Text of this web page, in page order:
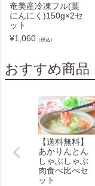
奄美産冷凍フル(葉
にんにく)150g×2セ
ット
¥1,060 （税込）
おすすめ商品
【送料無料】
あかりんとん
しゃぶしゃぶ
肉食べ比べセ
ット